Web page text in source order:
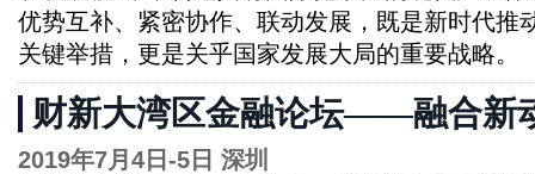
优势互补、紧密协作、联动发展，既是新时代推
关键举措，更是关乎国家发展大局的重要战略。
财新大湾区金融论坛——融合新
2019年7月4日-5日 深圳